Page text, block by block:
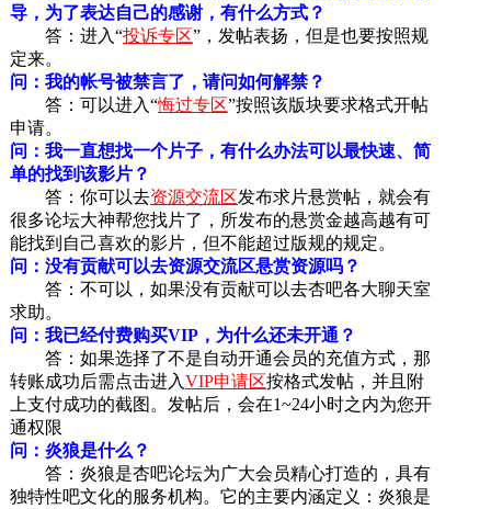
导，为了表达自己的感谢，有什么方式？
答：进入“投诉专区”，发帖表扬，但是也要按照规
定来。
问：我的帐号被禁言了，请问如何解禁？
答：可以进入“悔过专区”按照该版块要求格式开帖
申请。
问：我一直想找一个片子，有什么办法可以最快速、简
单的找到该影片？
答：你可以去资源交流区发布求片悬赏帖，就会有
很多论坛大神帮您找片了，所发布的悬赏金越高越有可
能找到自己喜欢的影片，但不能超过版规的规定。
问：没有贡献可以去资源交流区悬赏资源吗？
答：不可以，如果没有贡献可以去杏吧各大聊天室
求助。
问：我已经付费购买VIP，为什么还未开通？
答：如果选择了不是自动开通会员的充值方式，那
转账成功后需点击进入VIP申请区按格式发帖，并且附
上支付成功的截图。发帖后，会在1~24小时之内为您开
通权限
问：炎狼是什么？
答：炎狼是杏吧论坛为广大会员精心打造的，具有
独特性吧文化的服务机构。它的主要内涵定义：炎狼是